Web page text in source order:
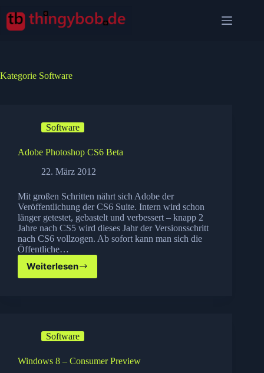
Inhalt
springen
Kategorie Software
Software
Adobe Photoshop CS6 Beta
22. März 2012
Mit großen Schritten nährt sich Adobe der
Veröffentlichung der CS6 Suite. Intern wird schon
länger getestet, gebastelt und verbessert – knapp 2
Jahre nach CS5 wird dieses Jahr der Versionsschritt
nach CS6 vollzogen. Ab sofort kann man sich die
Öffentliche…
Weiterlesen
Adobe
Software
Windows 8 – Consumer Preview